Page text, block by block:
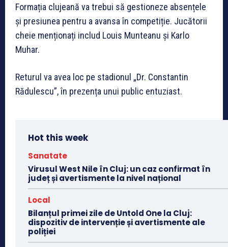
Formația clujeană va trebui să gestioneze absențele
și presiunea pentru a avansa în competiție. Jucătorii
cheie menționați includ Louis Munteanu și Karlo
Muhar.
Returul va avea loc pe stadionul „Dr. Constantin
Rădulescu”, în prezența unui public entuziast.
Hot this week
Sanatate
Virusul West Nile în Cluj: un caz confirmat în
județ și avertismente la nivel național
Local
Bilanțul primei zile de Untold One la Cluj:
dispozitiv de intervenție și avertismente ale
poliției